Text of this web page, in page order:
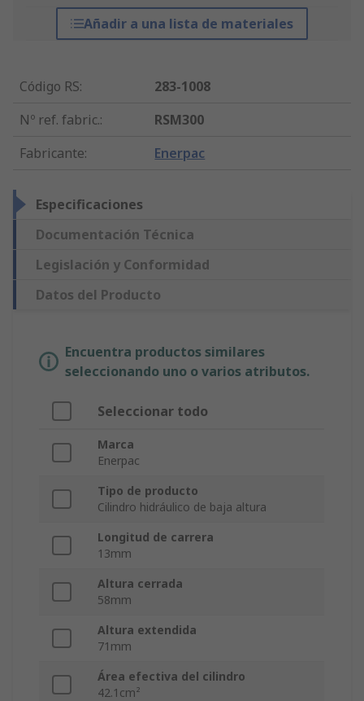
Añadir a una lista de materiales
Código RS:
283-1008
Nº ref. fabric.:
RSM300
Fabricante: Enerpac
Especificaciones
Documentación Técnica
Legislación y Conformidad
Datos del Producto
Encuentra productos similares
seleccionando uno o varios atributos.
Seleccionar todo
Marca
Enerpac
Tipo de producto
Cilindro hidráulico de baja altura
Longitud de carrera
13mm
Altura cerrada
58mm
Altura extendida
71mm
Área efectiva del cilindro
42.1cm²